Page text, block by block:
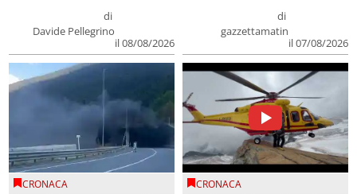
di
Davide Pellegrino
il 08/08/2026
di
gazzettamatin
il 07/08/2026
CRONACA CRONACA